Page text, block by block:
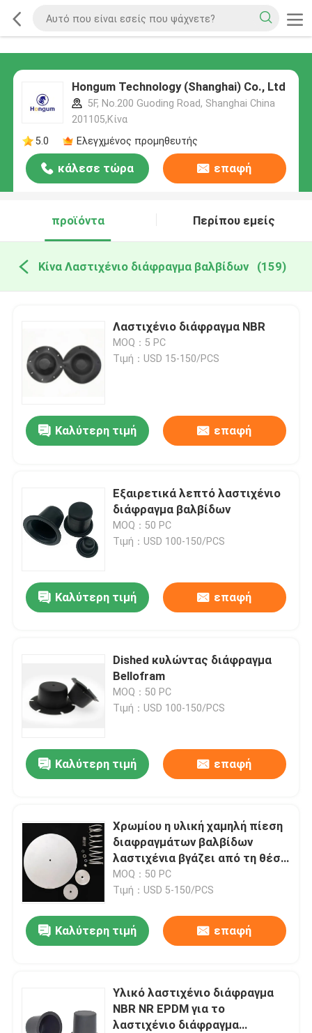
Hongum Technology (Shanghai) Co., Ltd
5F, No.200 Guoding Road, Shanghai China
201105,Κίνα
5.0
Ελεγχμένος προμηθευτής
κάλεσε τώρα επαφή
προϊόντα Περίπου εμείς
Κίνα Λαστιχένιο διάφραγμα βαλβίδων (159)
Λαστιχένιο διάφραγμα NBR
MOQ：5 PC
Τιμή：USD 15-150/PCS
Καλύτερη τιμή επαφή
Εξαιρετικά λεπτό λαστιχένιο
διάφραγμα βαλβίδων
MOQ：50 PC
Τιμή：USD 100-150/PCS
Καλύτερη τιμή επαφή
Dished κυλώντας διάφραγμα
Bellofram
MOQ：50 PC
Τιμή：USD 100-150/PCS
Καλύτερη τιμή επαφή
Χρωμίου η υλική χαμηλή πίεση
διαφραγμάτων βαλβίδων
λαστιχένια βγάζει από τη θέση
που ήταν τις εξαρτήσεις
Diaphrgams βαλβίδων
MOQ：50 PC
Τιμή：USD 5-150/PCS
Καλύτερη τιμή επαφή
Υλικό λαστιχένιο διάφραγμα
NBR NR EPDM για το
λαστιχένιο διάφραγμα